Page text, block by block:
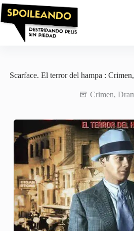
Saltar
al
contenido
Scarface. El terror del hampa :
Crimen,